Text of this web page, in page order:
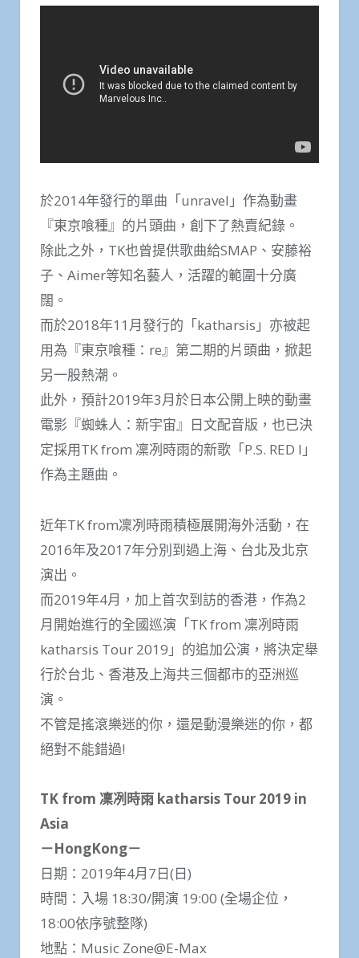
於2014年發行的單曲「unravel」作為動畫
『東京喰種』的片頭曲，創下了熱賣紀錄。
除此之外，TK也曾提供歌曲給SMAP、安藤裕
子、Aimer等知名藝人，活躍的範圍十分廣
闊。
而於2018年11月發行的「katharsis」亦被起
用為『東京喰種：re』第二期的片頭曲，掀起
另一股熱潮。
此外，預計2019年3月於日本公開上映的動畫
電影『蜘蛛人：新宇宙』日文配音版，也已決
定採用TK from 凜冽時雨的新歌「P.S. RED I」
作為主題曲。
近年TK from凜冽時雨積極展開海外活動，在
2016年及2017年分別到過上海、台北及北京
演出。
而2019年4月，加上首次到訪的香港，作為2
月開始進行的全國巡演「TK from 凜冽時雨
katharsis Tour 2019」的追加公演，將決定舉
行於台北、香港及上海共三個都市的亞洲巡
演。
不管是搖滾樂迷的你，還是動漫樂迷的你，都
絕對不能錯過!
TK from 凜冽時雨 katharsis Tour 2019 in
Asia
－HongKong－
日期：2019年4月7日(日)
時間：入場 18:30/開演 19:00 (全場企位，
18:00依序號整隊)
地點：Music Zone@E-Max